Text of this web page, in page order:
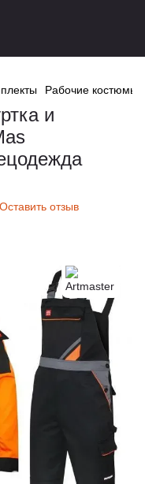
Рабочие костюмы
и
Оставить отзыв